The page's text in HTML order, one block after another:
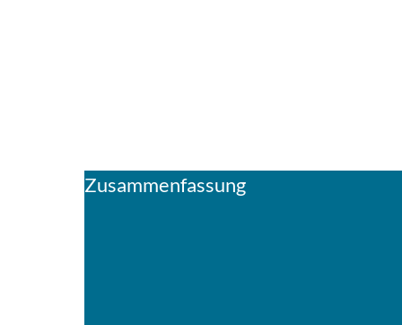
Zusammenfassung